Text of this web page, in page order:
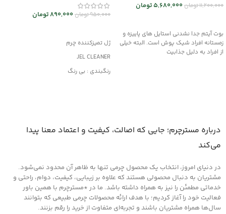
11,200,000تومان5,680,000تومان
بوت آیتم جدا نشدنی استایل های پاییزه و
زمستانه افراد شیک پوش است. البته خیلی
از افراد به دلیل جذابیت
950,000تومان890,000تومان
ژل تمیزکننده چرم
JEL CLEANER
رنگبندی : بی رنگ
درباره مسترچرم؛ جایی که اصالت، کیفیت و اعتماد معنا پیدا
می‌کند
در دنیای امروز، انتخاب یک محصول چرمی تنها به ظاهر آن محدود نمی‌شود.
مشتریان به دنبال محصولی هستند که علاوه بر زیبایی، کیفیت، دوام، راحتی و
خدماتی مطمئن را نیز به همراه داشته باشد. ما در *مسترچرم با همین باور
فعالیت خود را آغاز کردیم؛ با هدف ارائه محصولات چرمی طبیعی که بتوانند
سال‌ها همراه مشتریان باشند و تجربه‌ای متفاوت از خرید را رقم بزنند.